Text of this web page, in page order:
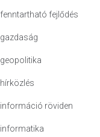
fenntartható fejlődés
gazdaság
geopolitika
hírközlés
információ röviden
informatika